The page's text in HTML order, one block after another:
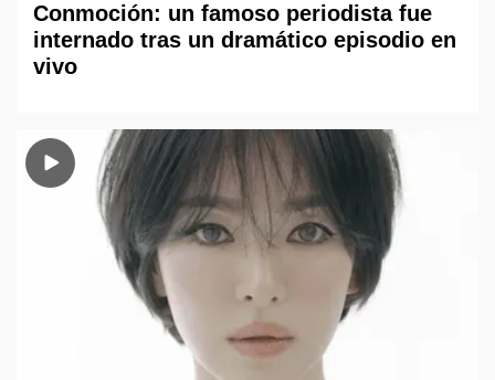
Conmoción: un famoso periodista fue
internado tras un dramático episodio en
vivo